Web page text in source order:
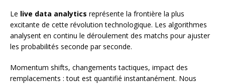
Le live data analytics représente la frontière la plus
excitante de cette révolution technologique. Les algorithmes
analysent en continu le déroulement des matchs pour ajuster
les probabilités seconde par seconde.
Momentum shifts, changements tactiques, impact des
remplacements : tout est quantifié instantanément. Nous